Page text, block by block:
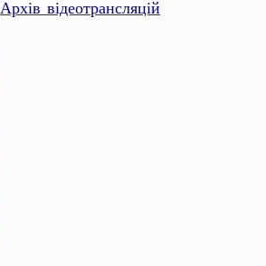
Архів відеотрансляцій